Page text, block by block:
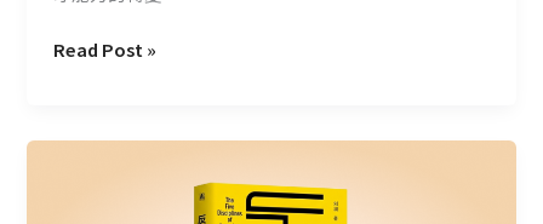
Read Post »